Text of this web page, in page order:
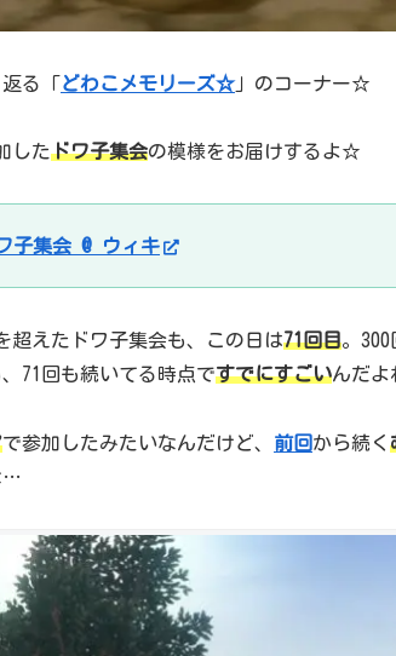
る「どわこメモリーズ☆」のコーナー☆
したドワ子集会の模様をお届けするよ☆
子集会 @ ウィキ
超えたドワ子集会も、この日は71回目。
71回も続いてる時点ですでにすごいんだ
で参加したみたいなんだけど、 前回から続く
…